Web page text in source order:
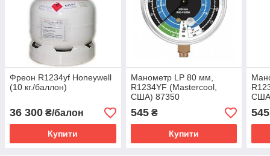
Фреон R1234yf Honeywell
(10 кг./баллон)
36 300 ₴/балон
Купити
Манометр LP 80 мм,
R1234YF (Mastercool,
США) 87350
545₴
Купити
545